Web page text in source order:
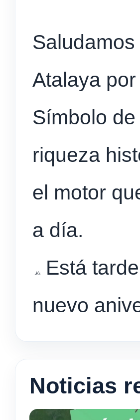
Atalaya
Símbolo
riqueza
el motor
a día.
Está
nuevo
Noticias